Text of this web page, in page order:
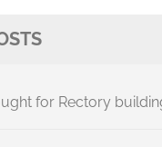
for Rectory